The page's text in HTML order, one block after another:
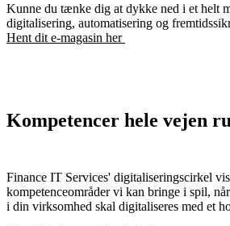
Kunne du tænke dig at dykke ned i et helt
digitalisering, automatisering og
Hent dit e-magasin her
Kompetencer hele vejen
Finance IT Services' digitaliseringscirkel
kompetenceområder vi kan bringe i spil,
i din virksomhed skal digitaliseres med et